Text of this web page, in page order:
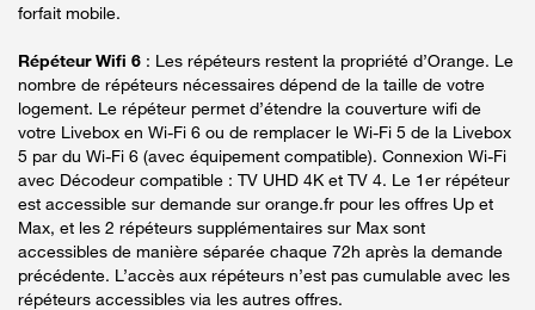
forfait mobile.
Répéteur Wifi 6 : Les répéteurs restent la propriété d’Orange. Le
nombre de répéteurs nécessaires dépend de la taille de votre
logement. Le répéteur permet d’étendre la couverture wifi de
votre Livebox en Wi-Fi 6 ou de remplacer le Wi-Fi 5 de la Livebox
5 par du Wi-Fi 6 (avec équipement compatible). Connexion Wi-Fi
avec Décodeur compatible : TV UHD 4K et TV 4. Le 1er répéteur
est accessible sur demande sur orange.fr pour les offres Up et
Max, et les 2 répéteurs supplémentaires sur Max sont
accessibles de manière séparée chaque 72h après la demande
précédente. L’accès aux répéteurs n’est pas cumulable avec les
répéteurs accessibles via les autres offres.